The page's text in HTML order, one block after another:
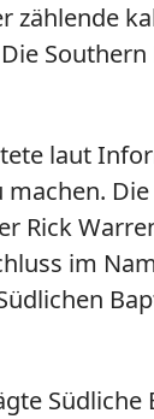
zählende
laut
Rick
im